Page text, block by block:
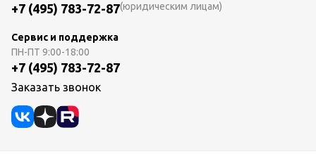
+7 (495) 783-72-87(юридическим лицам)
Сервис и поддержка
ПН-ПТ 9:00-18:00
+7 (495) 783-72-87
Заказать звонок